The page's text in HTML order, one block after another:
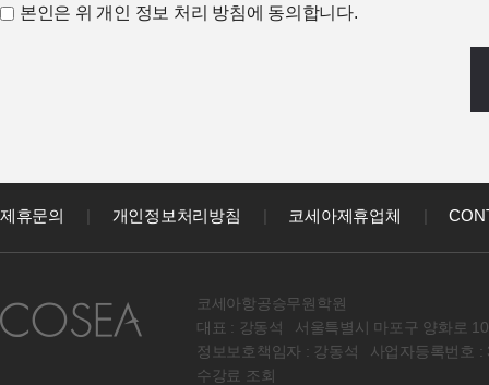
가. 수집하는 개인정보 항목 및 수집
- 과정문의에 대한 학과담당자들의
- 신규 서비스(강좌) 개발 및 특화,
원칙적으로 개인정보 수집 및 이용
라. 코세아 정회원 컨텐츠관련 동의
원칙적으로 코세아학원 이용자의
본인은 위 개인 정보 처리 방침에 동의합니다.
제휴문의 | 개인정보처리방침 | 코세아제휴업체 |
코세아항공승무원학원
대표 : 강동석
서울특별시 마포구 양화로
정보보호책임자 : 강동석
사업자등록번호
수강료 조회